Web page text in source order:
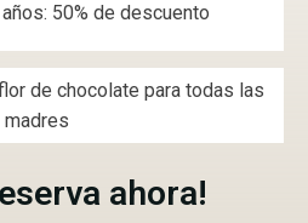
50% de descuento
de chocolate para todas las
madres
ahora!